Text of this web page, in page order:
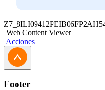
Web Content Viewer
Acciones
Footer